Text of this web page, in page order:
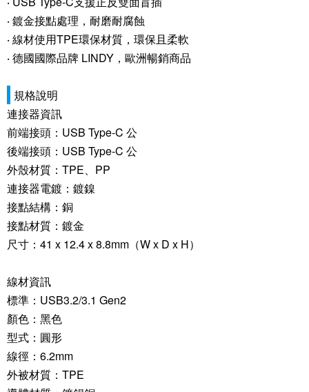
‧ 鍍金接點處理，耐磨耐腐蝕
‧ 線材使用TPE環保材質，環保且柔軟
‧ 德國國際品牌 LINDY，歐洲暢銷商品
規格說明
連接器資訊
前端接頭：USB Type-C 公
後端接頭：USB Type-C 公
外殼材質：TPE、PP
連接器電鍍：鍍鎳
接點結構：銅
接點材質：鍍金
尺寸：41 x 12.4 x 8.8mm（W x D x H）
線材資訊
標準：USB3.2/3.1 Gen2
顏色：黑色
型式：圓形
線徑：6.2mm
外被材質：TPE